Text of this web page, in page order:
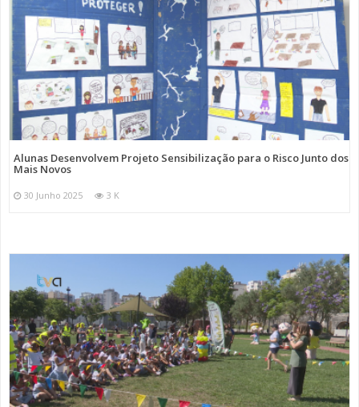
Alunas Desenvolvem Projeto Sensibilização para o Risco Junto dos
Mais Novos
30 Junho 2025 3 K